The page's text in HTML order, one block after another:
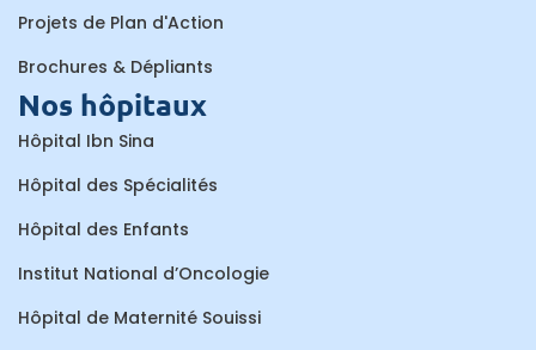
Projets de Plan d'Action
Brochures & Dépliants
Nos hôpitaux
Hôpital Ibn Sina
Hôpital des Spécialités
Hôpital des Enfants
Institut National d’Oncologie
Hôpital de Maternité Souissi